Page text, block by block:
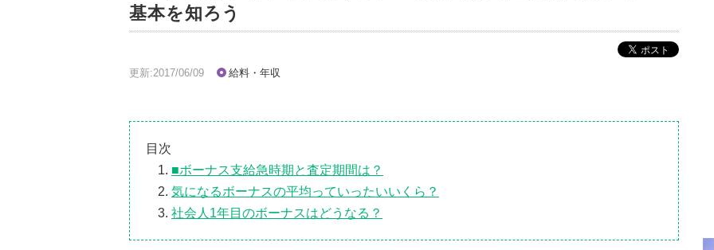
基本を知ろう
更新:2017/06/09 給料・年収
目次
■ボーナス支給急時期と査定期間は？
気になるボーナスの平均っていったいいくら？
社会人1年目のボーナスはどうなる？